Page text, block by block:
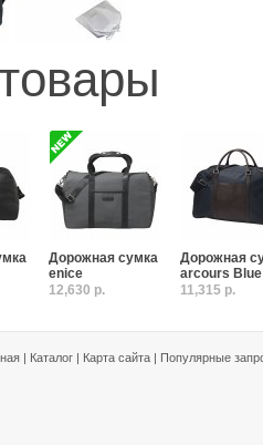
Дорожная сумка
enice
12,630 р.
Дорожная
arcours Blue
11,315 р.
| Каталог | Карта сайта | Популярные